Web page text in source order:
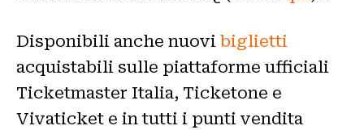
Disponibili anche nuovi biglietti
acquistabili sulle piattaforme ufficiali
Ticketmaster Italia, Ticketone e
Vivaticket e in tutti i punti vendita